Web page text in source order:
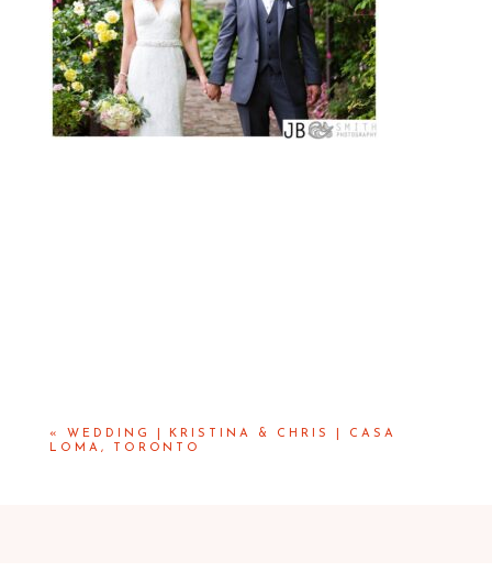
«
WEDDING | KRISTINA & CHRIS | CASA
LOMA, TORONTO